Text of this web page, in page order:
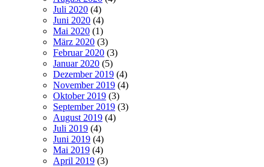
Juli 2020 (4)
Juni 2020 (4)
Mai 2020 (1)
März 2020 (3)
Februar 2020 (3)
Januar 2020 (5)
Dezember 2019 (4)
November 2019 (4)
Oktober 2019 (3)
September 2019 (3)
August 2019 (4)
Juli 2019 (4)
Juni 2019 (4)
Mai 2019 (4)
April 2019 (3)